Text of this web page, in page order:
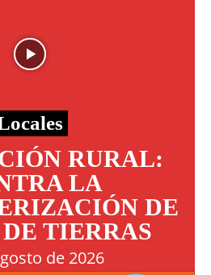
RURAL:
LA
DE
TIERRAS
de 2026